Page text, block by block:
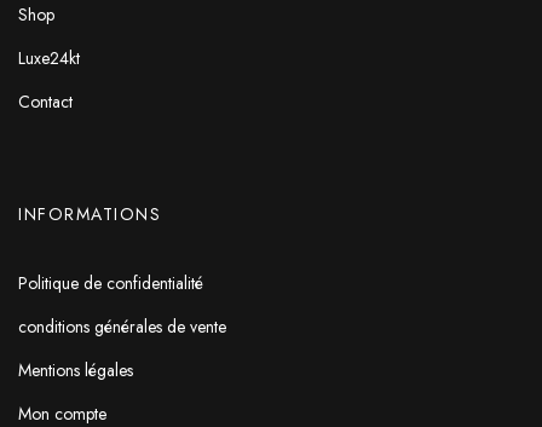
Shop
Luxe24kt
Contact
INFORMATIONS
Politique de confidentialité
conditions générales de vente
Mentions légales
Mon compte